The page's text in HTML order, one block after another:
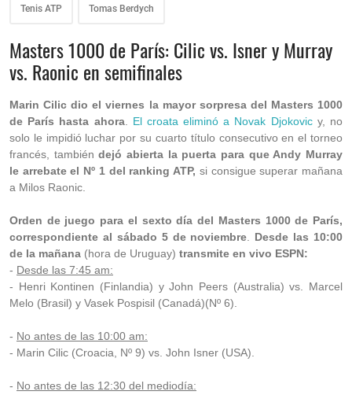
Tenis ATP Tomas Berdych
Masters 1000 de París: Cilic vs. Isner y Murray
vs. Raonic en semifinales
Marin Cilic dio el viernes la mayor sorpresa del Masters 1000
de París hasta ahora. El croata eliminó a Novak Djokovicy, no
solo le impidió luchar por su cuarto título consecutivo en el torneo
francés, tambiéndejó abierta la puerta para que Andy Murray
le arrebate el Nº 1 del ranking ATP, si consigue superar mañana
a Milos Raonic.
Orden de juego para el sexto día del Masters 1000 de París,
correspondiente al sábado 5 de noviembre
Desde las 10:00
de la mañana (hora de Uruguay) transmite en vivo ESPN:
- Desde las 7:45 am:
- Henri Kontinen (Finlandia) y John Peers (Australia) vs. Marcel
Melo (Brasil) y Vasek Pospisil (Canadá)(Nº 6).
- No antes de las 10:00 am:
- Marin Cilic (Croacia, Nº 9) vs. John Isner (USA).
- No antes de las 12:30 del mediodía: